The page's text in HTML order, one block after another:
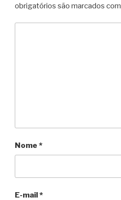
obrigatórios são marcados com
Nome *
E-mail*